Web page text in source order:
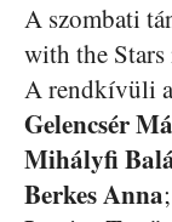
A szombati
with the
A rendkívüli
Gelencsér
Mihályfi
Berkes Anna;